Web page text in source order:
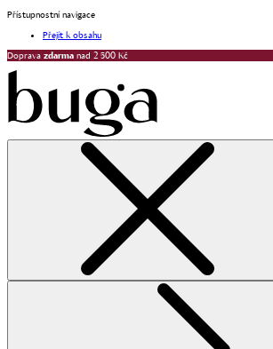
Přístupnostní navigace
Přejít k obsahu
Doprava zdarma nad 2 500 Kč